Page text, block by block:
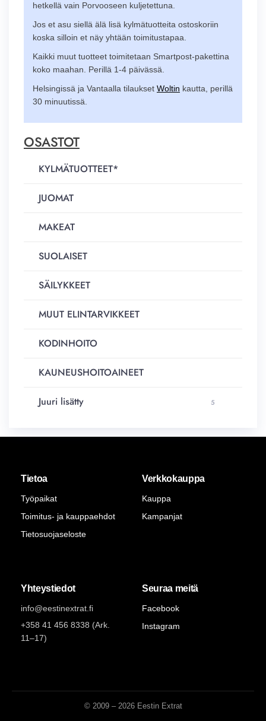
hetkellä vain Porvooseen kuljetettuna.
Jos et asu siellä älä lisä kylmätuotteita ostoskoriin
koska silloin et näy yhtään toimitustapaa.
Kaikki muut tuotteet toimitetaan Smartpost-pakettina
koko maahan. Perillä 1-4 päivässä.
Helsingissä ja Vantaalla tilaukset Woltin kautta, perillä
30 minuutissä.
OSASTOT
KYLMÄTUOTTEET*
JUOMAT
MAKEAT
SUOLAISET
SÄILYKKEET
MUUT ELINTARVIKKEET
KODINHOITO
KAUNEUSHOITOAINEET
Juuri lisätty 5
Tietoa
Työpaikat
Toimitus- ja kauppaehdot
Tietosuojaseloste
Verkkokauppa
Kauppa
Kampanjat
Yhteystiedot
info@eestinextrat.fi
+358 41 456 8338 (Ark.
11–17)
Seuraa meitä
Facebook
Instagram
© 2009 – 2026 Eestin Extrat